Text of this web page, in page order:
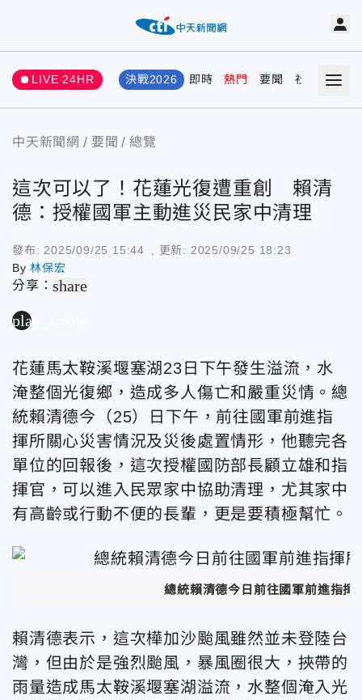
LIVE 24HR 決戰2026 即時 熱門 要聞 社會 娛樂
中天新聞網 要聞 總覽
這次可以了！花蓮光復遭重創 賴清
德：授權國軍主動進災民家中清理
發布: 2025/09/25 15:44 , 更新: 2025/09/25 18:23
By林保宏
分享：share
play_arrow
花蓮馬太鞍溪堰塞湖23日下午發生溢流，水
淹整個光復鄉，造成多人傷亡和嚴重災情。總
統賴清德今（25）日下午，前往國軍前進指
揮所關心災害情況及災後處置情形，他聽完各
單位的回報後，這次授權國防部長顧立雄和指
揮官，可以進入民眾家中協助清理，尤其家中
有高齡或行動不便的長輩，更是要積極幫忙。
總統賴清德今日前往國軍前進指
賴清德表示，這次樺加沙颱風雖然並未登陸台
灣，但由於是強烈颱風，暴風圈很大，挾帶的
雨量造成馬太鞍溪堰塞湖溢流，水整個淹入光